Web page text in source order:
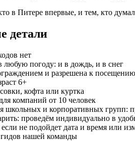
в Питере впервые, и тем, кто
детали
нет
любую погоду: и в дождь, и в снег
и разрешена к
6+
кофта или куртка
компаний от 10 человек
школьных и корпоративных групп:
проведём индивидуально в
не подойдет дата и время или
нашей команды